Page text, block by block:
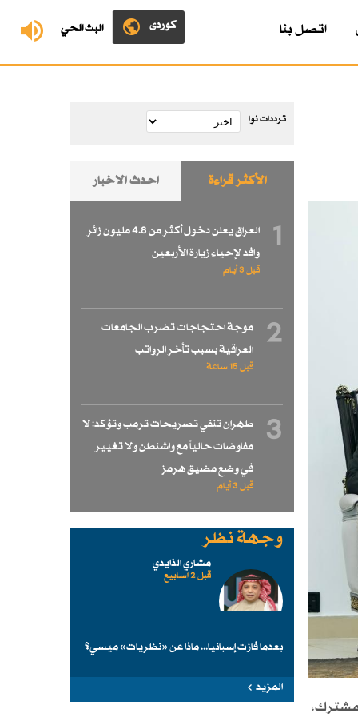
البث الحي کوردی اتصل بنا
ترددات نوا
الأكثر قراءة احدث الاخبار
1
العراق يعلن دخول أكثر من 4.8 مليون زائر
وافد لإحياء زيارة الأربعين
قبل 3 أيام
2
موجة احتجاجات تضرب الجامعات
العراقية بسبب تأخر الرواتب
قبل 15 ساعة
3
طهران تنفي تصريحات ترمب وتؤكد: لا
مفاوضات حالياً مع واشنطن ولا تغيير
في وضع مضيق هرمز
قبل 3 أيام
وجهة نظر
مشاري الذايدي
قبل 2 اسابیع
بعدما فازت إسبانيا... ماذا عن «نظريات» ميسي؟
المزيد